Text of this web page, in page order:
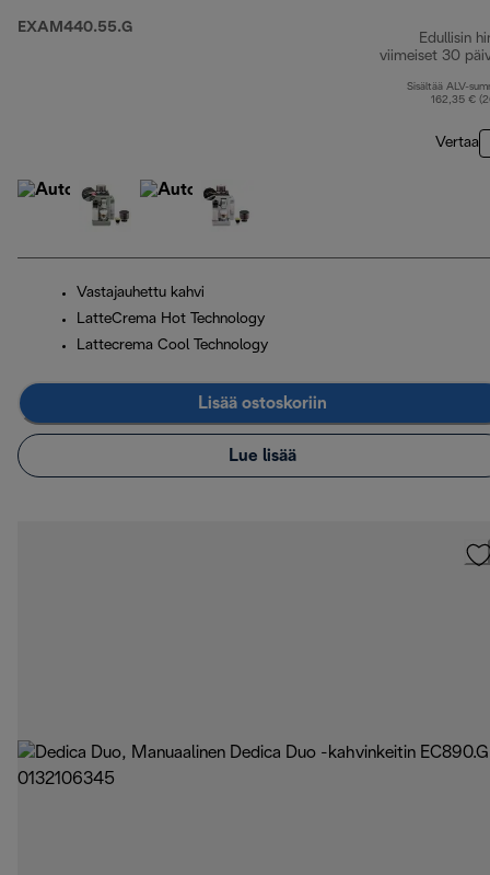
EXAM440.55.G
Edullisin
viimeiset 30
Sisältää ALV-
162,35 €
Vertaa
Vastajauhettu kahvi
LatteCrema Hot Technology
Lattecrema Cool Technology
Lisää ostoskoriin
Lue lisää